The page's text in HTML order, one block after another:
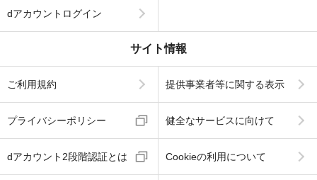
dアカウントログイン
サイト情報
ご利用規約 提供事業者等に関する表示
プライバシーポリシー 健全なサービスに向けて
dアカウント2段階認証とは Cookieの利用について